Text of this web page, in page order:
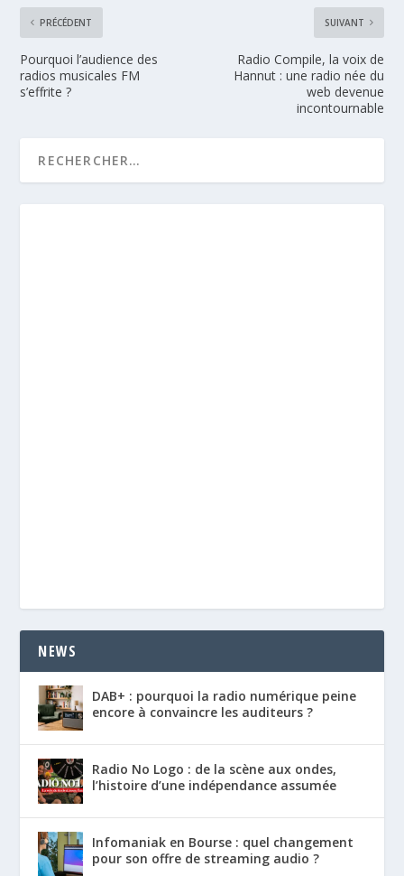
PRÉCÉDENT
Pourquoi l’audience des
radios musicales FM
s’effrite ?
SUIVANT
Radio Compile, la voix de
Hannut : une radio née du
web devenue
incontournable
NEWS
DAB+ : pourquoi la radio numérique peine
encore à convaincre les auditeurs ?
Radio No Logo : de la scène aux ondes,
l’histoire d’une indépendance assumée
Infomaniak en Bourse : quel changement
pour son offre de streaming audio ?